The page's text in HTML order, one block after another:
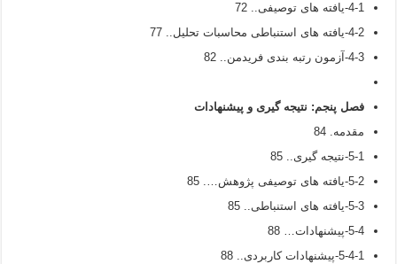
4-1-یافته های توصیفی.. 72
4-2-یافته های استنباطی محاسبات تحلیل.. 77
4-3-آزمون رتبه بندی فریدمن.. 82
فصل پنجم: نتیجه گیری و پیشنهادات
مقدمه. 84
5-1-نتیجه گیری.. 85
5-2-یافته های توصیفی پژوهش…. 85
5-3-یافته های استنباطی.. 85
5-4-پیشنهادات… 88
5-4-1-پیشنهادات کاربردی.. 88